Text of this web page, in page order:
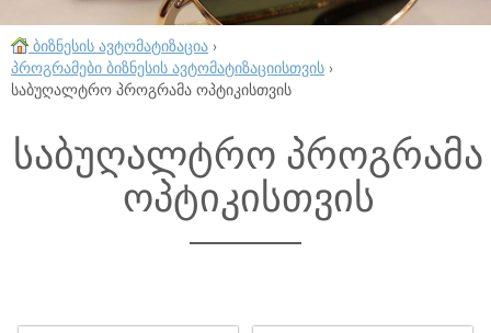
ბიზნესის ავტომატიზაცია ›
პროგრამები ბიზნესის ავტომატიზაციისთვის ›
საბუღალტრო პროგრამა ოპტიკისთვის
საბუღალტრო პროგრამა
ოპტიკისთვის